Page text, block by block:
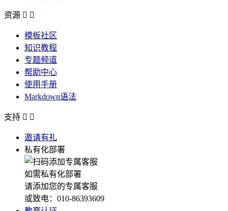
资源  
模板社区
知识教程
专题频道
帮助中心
使用手册
Markdown语法
支持  
邀请有礼
私有化部署
如需私有化部署
请添加您的专属客服
或致电：010-86393609